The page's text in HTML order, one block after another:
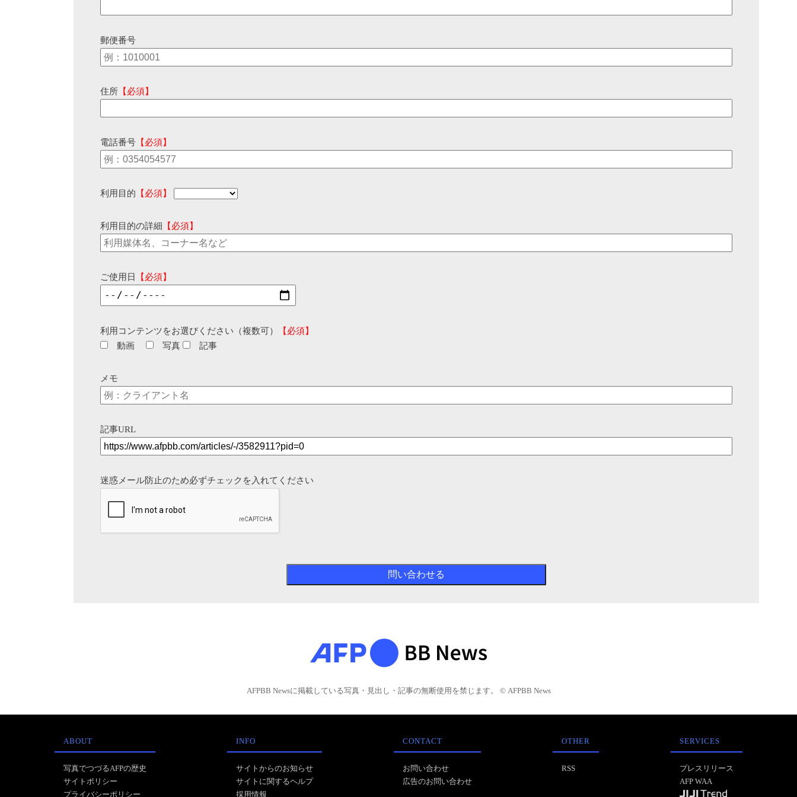
郵便番号
住所 【必須】
電話番号 【必須】
利用目的 【必須】
利用目的の詳細 【必須】
ご使用日 【必須】
利用コンテンツをお選びください（複数可）
【必須】
動画
写真 記事
メモ
記事URL
迷惑メール防止のため必ずチェックを入れてください
AFPBB Newsに掲載している写真・見出し・記事の無断使用を禁じます。 © AFPBB News
ABOUT
写真でつづるAFPの歴史
サイトポリシー
プライバシーポリシー
INFO
サイトからのお知らせ
サイトに関するヘルプ
採用情報
CONTACT
お問い合わせ
広告のお問い合わせ
OTHER
RSS
SERVICES
プレスリリース
AFP WAA